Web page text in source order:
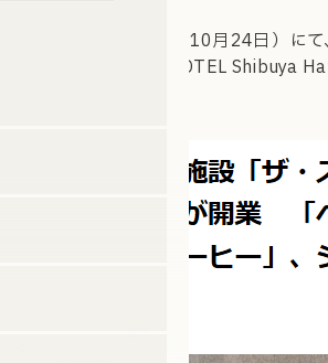
WWD JAPAN（2025年10月24日）に
を手掛ける「SHIFT HOTEL Shibuya